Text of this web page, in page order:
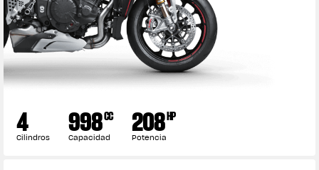
4
Cilindros 998CC
Capacidad 208HP
Potencia